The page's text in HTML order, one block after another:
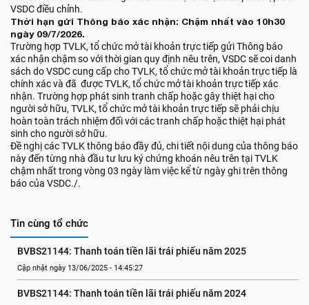
VSDC điều chỉnh.
Thời hạn gửi Thông báo xác nhận: Chậm nhất vào 10h30
ngày 09/7/2026.
Trường hợp TVLK, tổ chức mở tài khoản trực tiếp gửi Thông báo
xác nhận chậm so với thời gian quy định nêu trên, VSDC sẽ coi danh
sách do VSDC cung cấp cho TVLK, tổ chức mở tài khoản trực tiếp là
chính xác và đã được TVLK, tổ chức mở tài khoản trực tiếp xác
nhận. Trường hợp phát sinh tranh chấp hoặc gây thiệt hại cho
người sở hữu, TVLK, tổ chức mở tài khoản trực tiếp sẽ phải chịu
hoàn toàn trách nhiệm đối với các tranh chấp hoặc thiệt hại phát
sinh cho người sở hữu.
Đề nghị các TVLK thông báo đầy đủ, chi tiết nội dung của thông báo
này đến từng nhà đầu tư lưu ký chứng khoán nêu trên tại TVLK
chậm nhất trong vòng 03 ngày làm việc kể từ ngày ghi trên thông
báo của VSDC./.
Tin cùng tổ chức
BVBS21144: Thanh toán tiền lãi trái phiếu năm 2025
Cập nhật ngày 13/06/2025 - 14:45:27
BVBS21144: Thanh toán tiền lãi trái phiếu năm 2024